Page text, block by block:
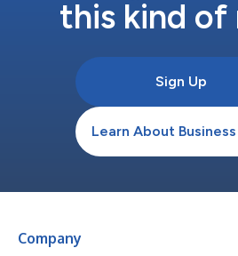
this kind of
Sign Up
Learn About
Company